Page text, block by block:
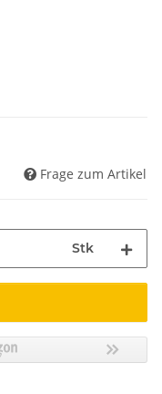
Frage zum Artikel
Stk